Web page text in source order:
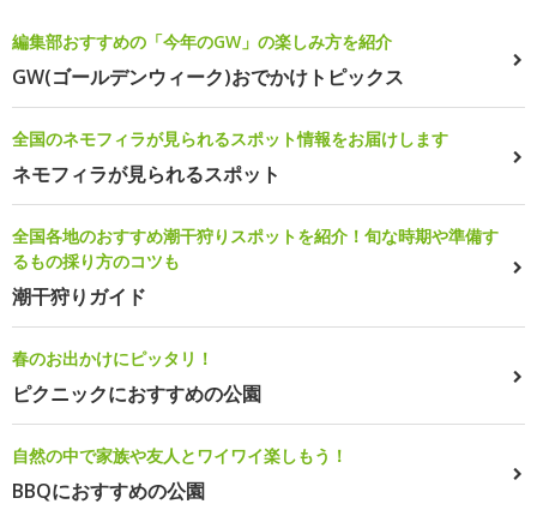
編集部おすすめの「今年のGW」の楽しみ方を紹介
GW(ゴールデンウィーク)おでかけトピックス
全国のネモフィラが見られるスポット情報をお届けします
ネモフィラが見られるスポット
全国各地のおすすめ潮干狩りスポットを紹介！旬な時期や準備す
るもの採り方のコツも
潮干狩りガイド
春のお出かけにピッタリ！
ピクニックにおすすめの公園
自然の中で家族や友人とワイワイ楽しもう！
BBQにおすすめの公園